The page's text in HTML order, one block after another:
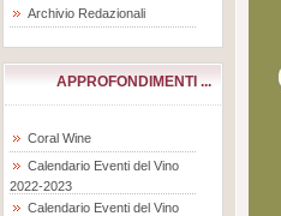
Archivio Redazionali
APPROFONDIMENTI ...
Coral Wine
Calendario Eventi del Vino
2022-2023
Calendario Eventi del Vino